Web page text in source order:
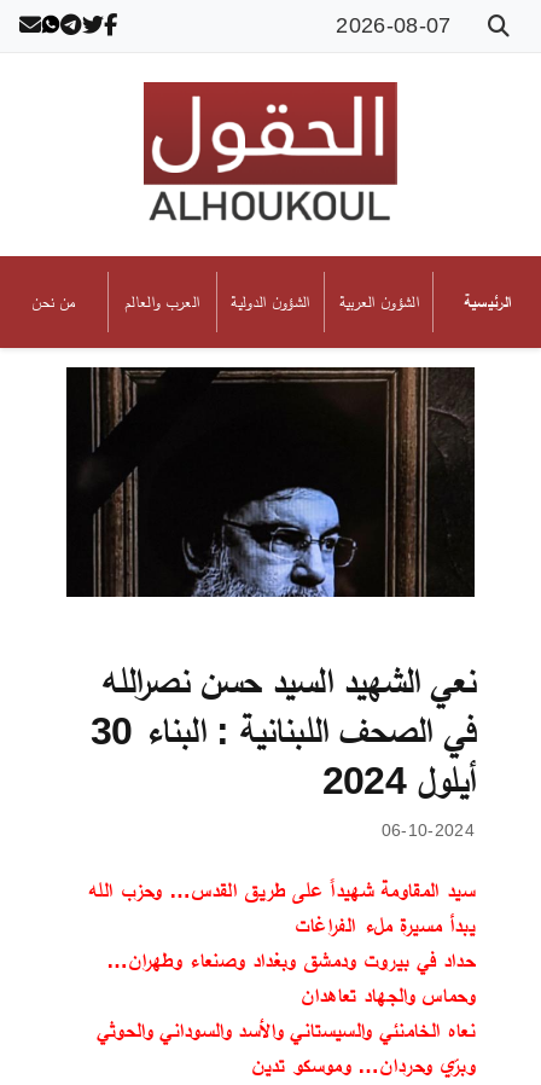
2026-08-07
الرئيسية الشؤون العربية الشؤون الدولية العرب والعالم من نحن
نعي الشهيد السيد حسن نصرالله
في الصحف اللبنانية : البناء 30
أيلول 2024
06-10-2024
سيد المقاومة شهيداً على طريق القدس… وحزب الله
يبدأ مسيرة ملء الفراغات
حداد في بيروت ودمشق وبغداد وصنعاء وطهران…
وحماس والجهاد تعاهدان
نعاه الخامنئي والسيستاني والأسد والسوداني والحوثي
وبرّي وحردان… وموسكو تدين